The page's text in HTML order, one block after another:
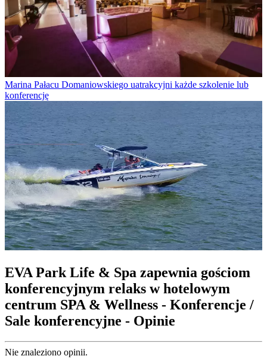
Marina Pałacu Domaniowskiego uatrakcyjni każde szkolenie lub
konferencję
EVA Park Life & Spa zapewnia gościom
konferencyjnym relaks w hotelowym
centrum SPA & Wellness - Konferencje /
Sale konferencyjne - Opinie
Nie znaleziono opinii.